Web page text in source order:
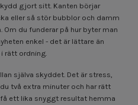
gjort sitt. Kanten börjar
eller så stör bubblor och damm
du funderar på hur byter man
enkel - det är lättare än
rätt ordning.
själva skyddet. Det är stress,
två extra minuter och har rätt
ett lika snyggt resultat hemma